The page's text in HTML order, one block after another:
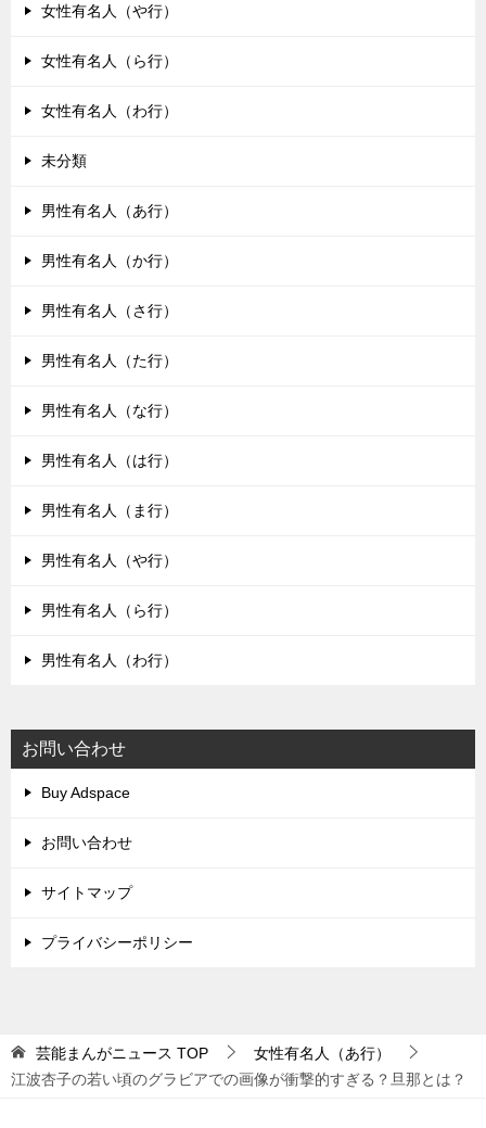
女性有名人（や行）
女性有名人（ら行）
女性有名人（わ行）
未分類
男性有名人（あ行）
男性有名人（か行）
男性有名人（さ行）
男性有名人（た行）
男性有名人（な行）
男性有名人（は行）
男性有名人（ま行）
男性有名人（や行）
男性有名人（ら行）
男性有名人（わ行）
お問い合わせ
Buy Adspace
お問い合わせ
サイトマップ
プライバシーポリシー
芸能まんがニュース TOP
女性有名人（あ行）
江波杏子の若い頃のグラビアでの画像が衝撃的すぎる？旦那とは？